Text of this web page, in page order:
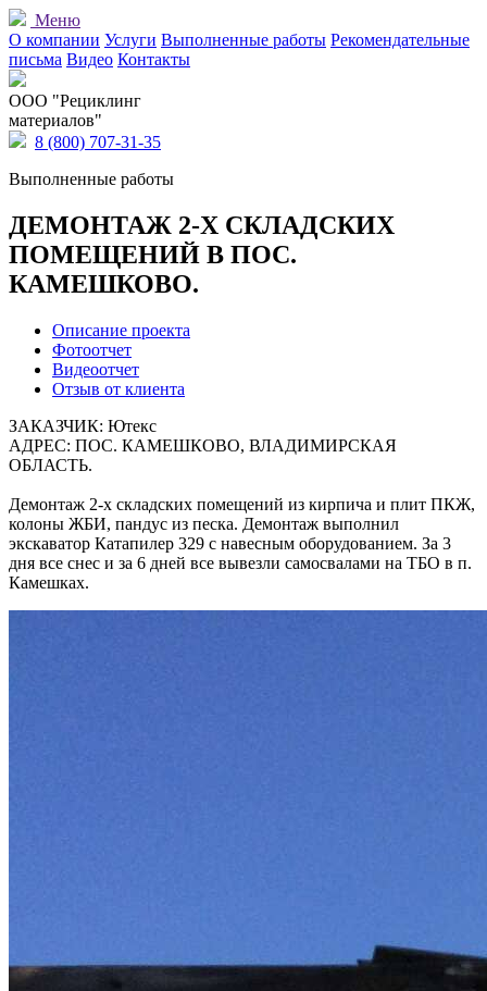
Меню
О компании Услуги Выполненные работы Рекомендательные
письма Видео Контакты
OOO "Рециклинг
материалов"
8 (800) 707-31-35
Выполненные работы
ДЕМОНТАЖ 2-Х СКЛАДСКИХ
ПОМЕЩЕНИЙ В ПОС.
КАМЕШКОВО.
Описание проекта
Фотоотчет
Видеоотчет
Отзыв от клиента
ЗАКАЗЧИК: Ютекс
АДРЕС: ПОС. КАМЕШКОВО, ВЛАДИМИРСКАЯ
ОБЛАСТЬ.
Демонтаж 2-х складских помещений из кирпича и плит ПКЖ,
колоны ЖБИ, пандус из песка. Демонтаж выполнил
экскаватор Катапилер 329 с навесным оборудованием. За 3
дня все снес и за 6 дней все вывезли самосвалами на ТБО в п.
Камешках.